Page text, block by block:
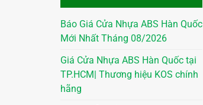
Báo Giá Cửa Nhựa ABS Hàn Quốc
Mới Nhất Tháng 08/2026
Giá Cửa Nhựa ABS Hàn Quốc tại
TP.HCM| Thương hiệu KOS chính
hãng